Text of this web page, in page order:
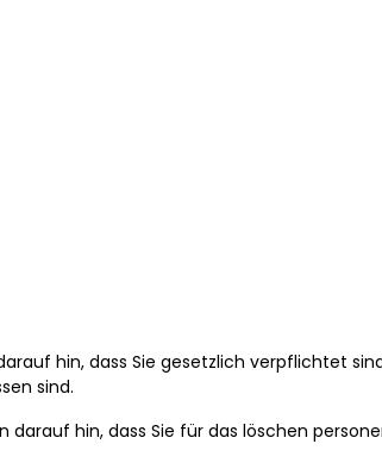
hin, dass Sie gesetzlich verpflichtet
sind.
darauf hin, dass Sie für das löschen